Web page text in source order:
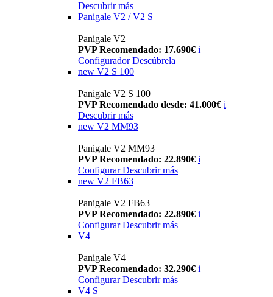
Descubrir más
Panigale V2 / V2 S
Panigale V2
PVP Recomendado: 17.690€ i
Configurador Descúbrela
new V2 S 100
Panigale V2 S 100
PVP Recomendado desde: 41.000€ i
Descubrir más
new V2 MM93
Panigale V2 MM93
PVP Recomendado: 22.890€ i
Configurar Descubrir más
new V2 FB63
Panigale V2 FB63
PVP Recomendado: 22.890€ i
Configurar Descubrir más
V4
Panigale V4
PVP Recomendado: 32.290€ i
Configurar Descubrir más
V4 S